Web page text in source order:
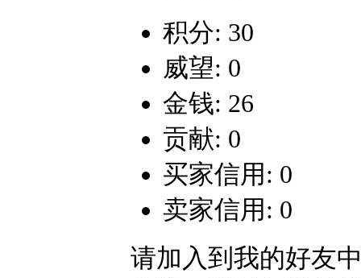
积分: 30
威望: 0
金钱: 26
贡献: 0
买家信用: 0
卖家信用: 0
请加入到我的好友